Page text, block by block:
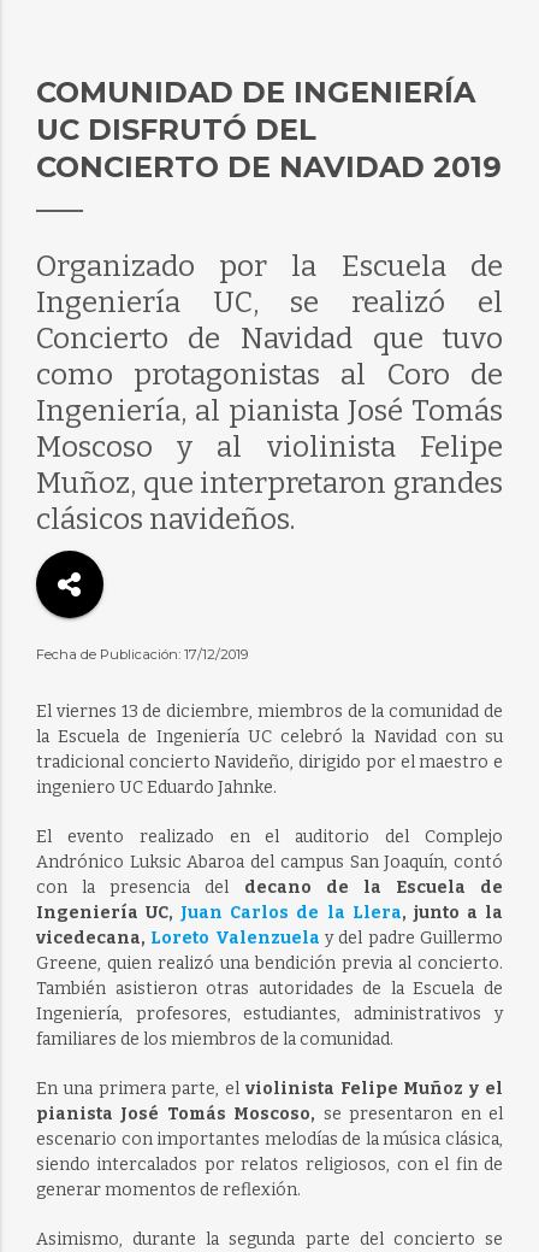
COMUNIDAD DE INGENIERÍA
UC DISFRUTÓ DEL
CONCIERTO DE NAVIDAD 2019
Organizado por la Escuela de
Ingeniería UC, se realizó el
Concierto de Navidad que tuvo
como protagonistas al Coro de
Ingeniería, al pianista José Tomás
Moscoso y al violinista Felipe
Muñoz, que interpretaron grandes
clásicos navideños.
Fecha de Publicación: 17/12/2019
El viernes 13 de diciembre, miembros de la comunidad de
la Escuela de Ingeniería UC celebró la Navidad con su
tradicional concierto Navideño, dirigido por el maestro e
ingeniero UC Eduardo Jahnke.
El evento realizado en el auditorio del Complejo
Andrónico Luksic Abaroa del campus San Joaquín, contó
con la presencia del decano de la Escuela de
Ingeniería UC, Juan Carlos de la Llera, junto a la
vicedecana, Loreto Valenzuela y del padre Guillermo
Greene, quien realizó una bendición previa al concierto.
También asistieron otras autoridades de la Escuela de
Ingeniería, profesores, estudiantes, administrativos y
familiares de los miembros de la comunidad.
En una primera parte, el violinista Felipe Muñoz y el
pianista José Tomás Moscoso, se presentaron en el
escenario con importantes melodías de la música clásica,
siendo intercalados por relatos religiosos, con el fin de
generar momentos de reflexión.
Asimismo, durante la segunda parte del concierto se